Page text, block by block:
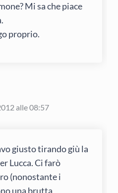
Mi sa che piace
proprio.
alle 08:57
giusto tirando giù la
Lucca. Ci farò
(nonostante i
una brutta